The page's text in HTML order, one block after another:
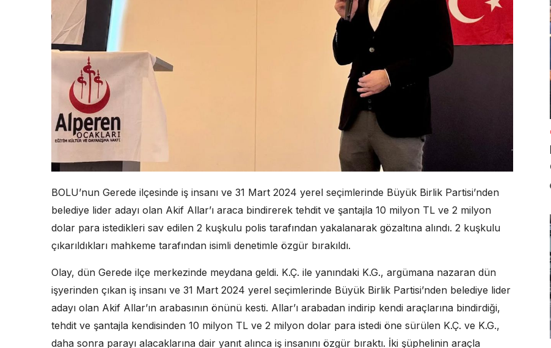
BOLU’nun Gerede ilçesinde iş insanı ve 31 Mart 2024 yerel seçimlerinde Büyük Birlik Partisi’nden
belediye lider adayı olan Akif Allar’ı araca bindirerek tehdit ve şantajla 10 milyon TL ve 2 milyon
dolar para istedikleri sav edilen 2 kuşkulu polis tarafından yakalanarak gözaltına alındı. 2 kuşkulu
çıkarıldıkları mahkeme tarafından isimli denetimle özgür bırakıldı.
Olay, dün Gerede ilçe merkezinde meydana geldi. K.Ç. ile yanındaki K.G., argümana nazaran dün
işyerinden çıkan iş insanı ve 31 Mart 2024 yerel seçimlerinde Büyük Birlik Partisi’nden belediye lider
adayı olan Akif Allar’ın arabasının önünü kesti. Allar’ı arabadan indirip kendi araçlarına bindirdiği,
tehdit ve şantajla kendisinden 10 milyon TL ve 2 milyon dolar para istedi öne sürülen K.Ç. ve K.G.,
daha sonra parayı alacaklarına dair yanıt alınca iş insanını özgür bıraktı. İki şüphelinin araçla